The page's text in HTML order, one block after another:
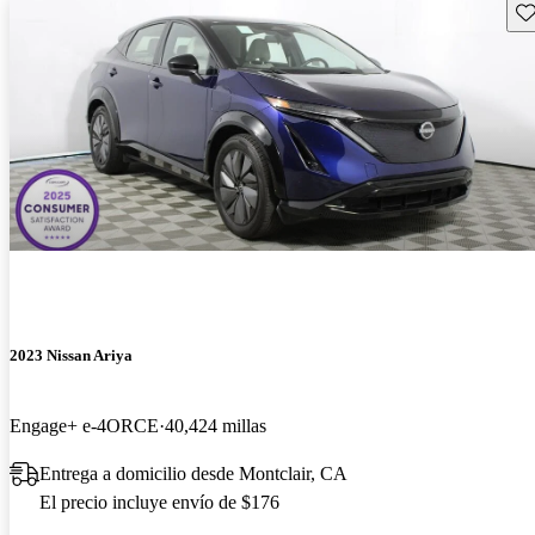
2023 Nissan Ariya
Engage+ e-4ORCE 40,424 millas
Entrega a domicilio desde Montclair, CA
El precio incluye envío de $176